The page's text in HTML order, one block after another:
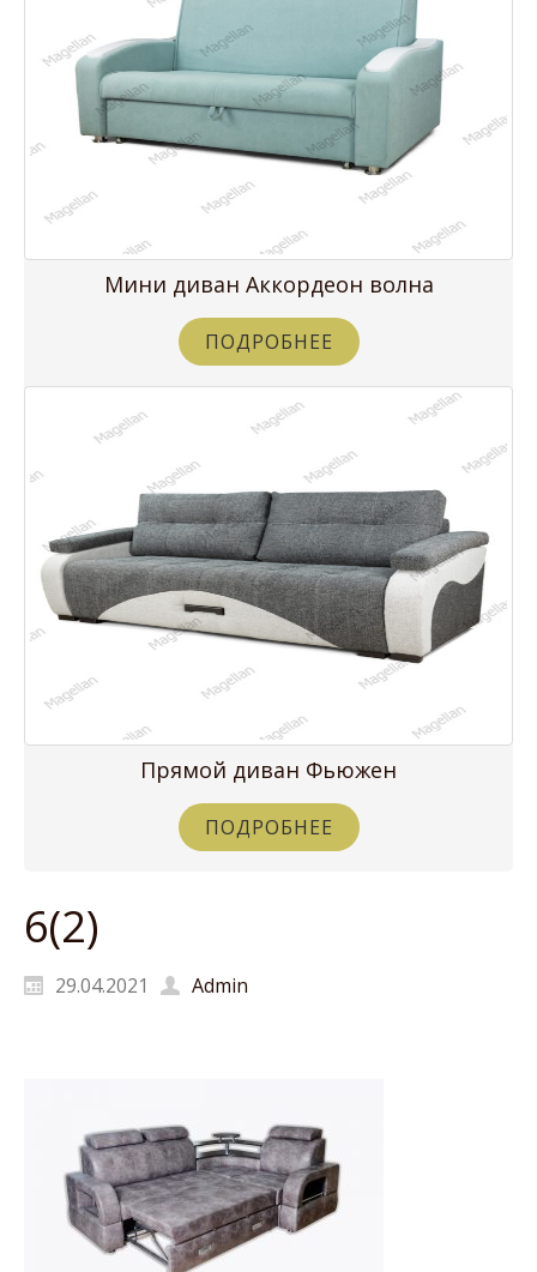
Мини диван Аккордеон волна
ПОДРОБНЕЕ
Прямой диван Фьюжен
ПОДРОБНЕЕ
6(2)
29.04.2021 Admin